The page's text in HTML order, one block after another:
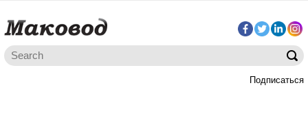
Подписаться